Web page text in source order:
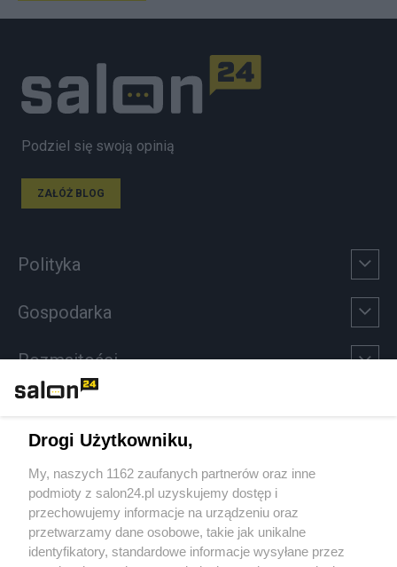
Podziel się swoją opinią
ZAŁÓŻ BLOG
Polityka
Gospodarka
Rozmaitości
Sport
Społeczeństwo
Kultura
Drogi Użytkowniku,
My, naszych 1162 zaufanych partnerów oraz inne
podmioty z salon24.pl uzyskujemy dostęp i
przechowujemy informacje na urządzeniu oraz
przetwarzamy dane osobowe, takie jak unikalne
identyfikatory, standardowe informacje wysyłane przez